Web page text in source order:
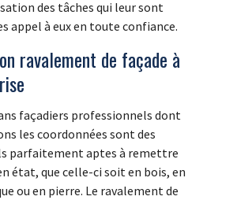
des tâches qui leur sont
appel à eux en toute confiance.
ravalement de façade à
façadiers professionnels dont
les coordonnées sont des
parfaitement aptes à remettre
état, que celle-ci soit en bois, en
ou en pierre. Le ravalement de